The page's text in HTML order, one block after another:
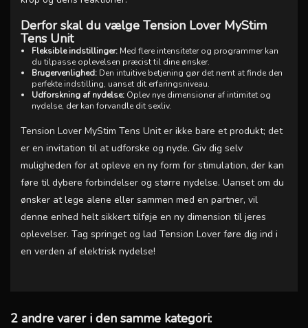
Derfor skal du vælge Tension Lover MyStim
Tens Unit
Fleksible indstillinger: Med flere intensiteter og programmer kan
du tilpasse oplevelsen præcist til dine ønsker.
Brugervenlighed: Den intuitive betjening gør det nemt at finde den
perfekte indstilling, uanset dit erfaringsniveau.
Udforskning af nydelse: Oplev nye dimensioner af intimitet og
nydelse, der kan forvandle dit sexliv.
Tension Lover MyStim Tens Unit er ikke bare et produkt; det
er en invitation til at udforske og nyde. Giv dig selv
muligheden for at opleve en ny form for stimulation, der kan
føre til dybere forbindelser og større nydelse. Uanset om du
ønsker at lege alene eller sammen med en partner, vil
denne enhed helt sikkert tilføje en ny dimension til jeres
oplevelser. Tag springet og lad Tension Lover føre dig ind i
en verden af elektrisk nydelse!
2 andre varer i den samme kategori: